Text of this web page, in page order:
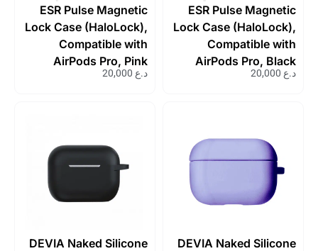
ESR Pulse
Lock Case
Compatible
AirPods Pro,
ESR Pulse Magnetic
Lock Case (HaloLock),
Compatible with
AirPods Pro, Pink
DEVIA Naked
DEVIA Naked Silicone